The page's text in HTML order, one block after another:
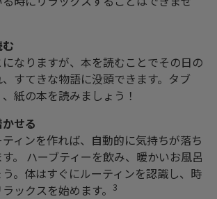
なりますが、本を読むことでその日の
すてきな物語に没頭できます。タブ
紙の本を読みましょう！
せる
ィンを作れば、自動的に気持ちが落ち
。 ハーブティーを飲み、暖かいお風呂
。体はすぐにルーティンを認識し、時
ックスを始めます。
3